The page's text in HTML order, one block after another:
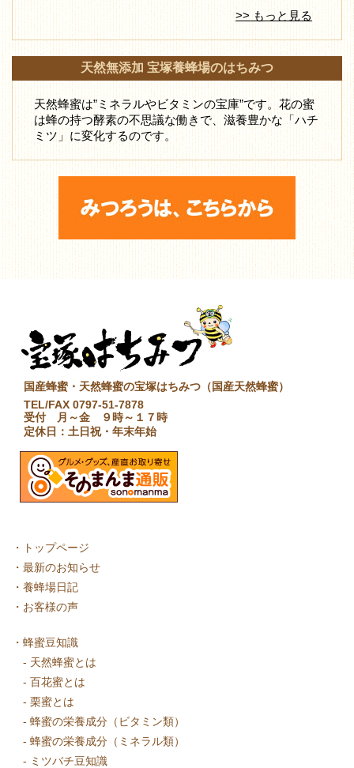
>> もっと見る
天然無添加 宝塚養蜂場のはちみつ
天然蜂蜜は”ミネラルやビタミンの宝庫”です。花の蜜
は蜂の持つ酵素の不思議な働きで、滋養豊かな「ハチ
ミツ」に変化するのです。
国産蜂蜜・天然蜂蜜の宝塚はちみつ（国産天然蜂蜜）
TEL/FAX 0797-51-7878
受付 月～金 ９時～１７時
定休日：土日祝・年末年始
・
トップページ
・ 最新のお知らせ
・ 養蜂場日記
・ お客様の声
・ 蜂蜜豆知識
- 天然蜂蜜とは
- 百花蜜とは
- 栗蜜とは
- 蜂蜜の栄養成分（ビタミン類）
- 蜂蜜の栄養成分（ミネラル類）
- ミツバチ豆知識